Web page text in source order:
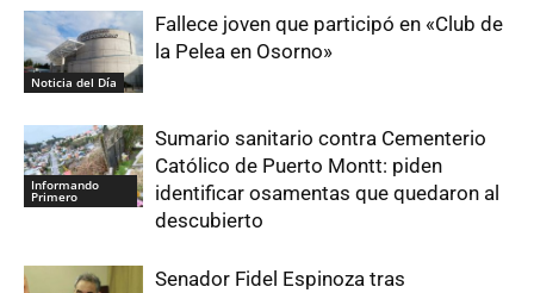
Noticia del Día
Fallece joven que participó en «Club de
la Pelea en Osorno»
Informando
Primero
Sumario sanitario contra Cementerio
Católico de Puerto Montt: piden
identificar osamentas que quedaron al
descubierto
Senador Fidel Espinoza tras